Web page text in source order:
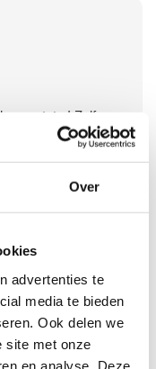
Over
advertenties te
media te bieden
Ook delen we
site met onze
en analyse. Deze
a tot z! Zelfs
niks is fijner dan
voor de goede